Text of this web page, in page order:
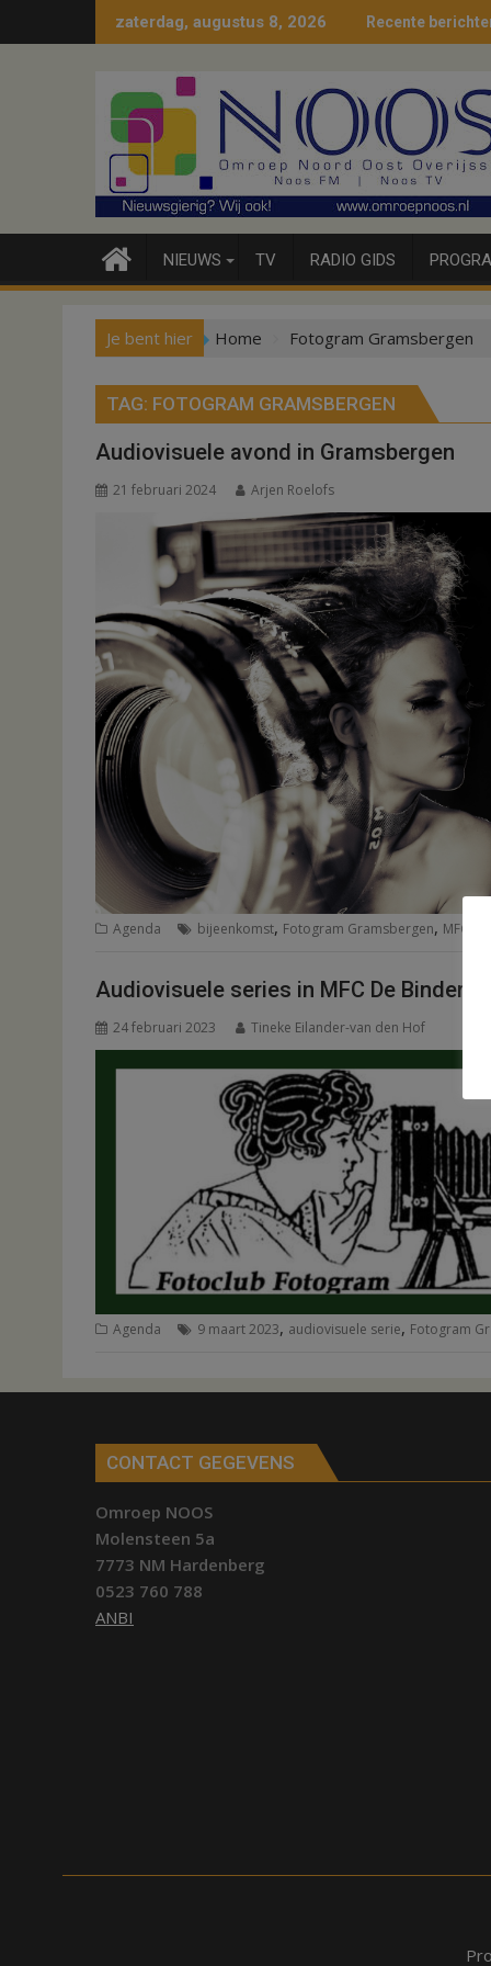
naar
zaterdag, augustus 8, 2026 Recente
NIEUWS TV RADIO GIDS
Je bent hier Home Fotogram Gramsbergen
TAG: FOTOGRAM GRAMSBERGEN
Audiovisuele avond in Gramsbergen
21 februari 2024 Arjen Roelofs
Agenda bijeenkomst, Fotogram Gramsbergen, MFC
Audiovisuele series in MFC De Binder
24 februari 2023 Tineke Eilander-van den Hof
Agenda 9 maart 2023, audiovisuele serie, Fotogram
CONTACT GEGEVENS
Omroep NOOS
Molensteen 5a
7773 NM Hardenberg
0523 760 788
ANBI